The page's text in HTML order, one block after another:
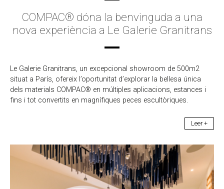
COMPAC® dóna la benvinguda a una
nova experiència a Le Galerie Granitrans
Le Galerie Granitrans, un excepcional showroom de 500m2
situat a París, ofereix l’oportunitat d’explorar la bellesa única
dels materials COMPAC® en múltiples aplicacions, estances i
fins i tot convertits en magnífiques peces escultòriques.
Leer +